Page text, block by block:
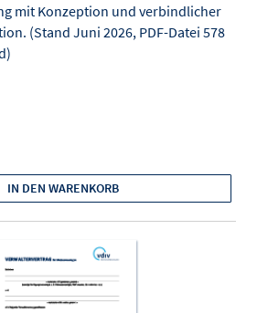
mit Konzeption und verbindlicher
(Stand Juni 2026, PDF-Datei 578
IN DEN WARENKORB